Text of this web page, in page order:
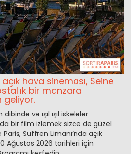
hava sineması, Seine
bir manzara
geliyor.
ve ışıl ışıl iskeleler
bir film izlemek sizce de güzel
Suffren Limanı’nda açık
Ağustos 2026 tarihleri için